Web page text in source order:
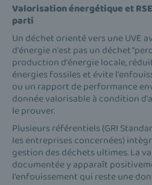
Valorisation énergétique et
parti
Un déchet orienté vers une UVE
d'énergie n'est pas un déchet
production d'énergie locale,
énergies fossiles et évite
ou un rapport de performance
donnée valorisable à condition
le prouver.
Plusieurs référentiels (GRI
les entreprises concernées)
gestion des déchets ultimes. La
documentée y apparaît
l'enfouissement qui reste une